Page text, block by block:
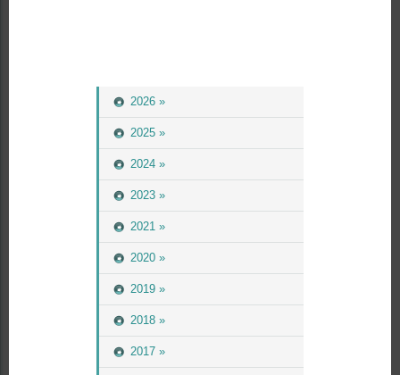
2026 »
2025 »
2024 »
2023 »
2021 »
2020 »
2019 »
2018 »
2017 »